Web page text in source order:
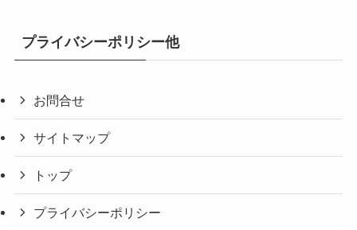
プライバシーポリシー他
お問合せ
サイトマップ
トップ
プライバシーポリシー